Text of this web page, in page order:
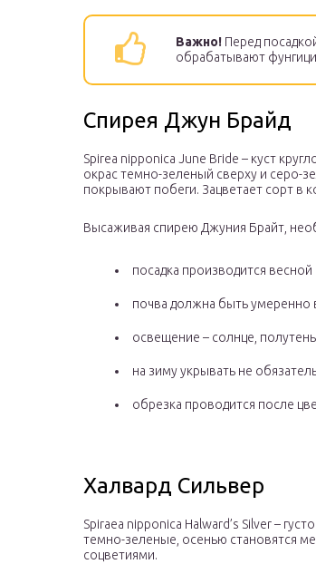
Важно! Перед
обрабатывают
Спирея Джун Брайд
Spirea nipponica June Bride – куст
окрас темно-зеленый сверху и серо-
покрывают побеги. Зацветает сорт в
Высаживая спирею Джуния Брайт,
посадка производится
почва должна быть умеренно
освещение – солнце,
на зиму укрывать не
обрезка проводится после
Халвард Сильвер
Spiraea nipponica Halward’s Silver –
темно-зеленые, осенью становятся
соцветиями.